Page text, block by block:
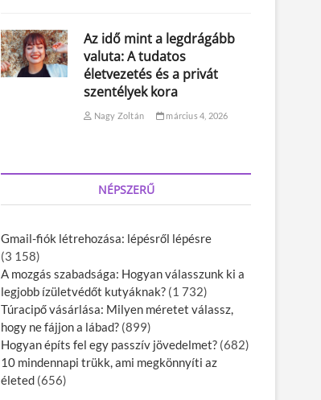
Az idő mint a legdrágább
valuta: A tudatos
életvezetés és a privát
szentélyek kora
Nagy Zoltán március 4, 2026
NÉPSZERŰ
Gmail-fiók létrehozása: lépésről lépésre
(3 158)
A mozgás szabadsága: Hogyan válasszunk ki a
legjobb ízületvédőt kutyáknak? (1 732)
Túracipő vásárlása: Milyen méretet válassz,
hogy ne fájjon a lábad? (899)
Hogyan építs fel egy passzív jövedelmet? (682)
10 mindennapi trükk, ami megkönnyíti az
életed (656)